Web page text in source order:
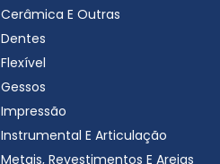
Cerâmica E Outras
Dentes
Flexível
Gessos
Impressão
Instrumental E Articulação
Metais, Revestimentos E Areias